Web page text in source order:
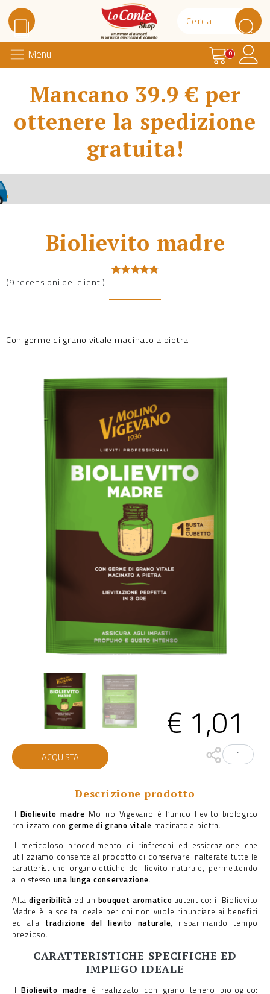
Lo Conte Shop
Menu Carrello
0
Mancano 39.9 € per
ottenere la spedizione
gratuita!
Biolievito madre
su base
(9 recensioni dei clienti)
Con germe di grano vitale macinato a pietra
€ 1,01
Biolievito
madre
quantità
ACQUISTA
Descrizione prodotto
Il Biolievito madre Molino Vigevano è l’unico lievito biologico
realizzato con germe di grano vitale macinato a pietra.
Il meticoloso procedimento di rinfreschi ed essiccazione che
utilizziamo consente al prodotto di conservare inalterate tutte le
caratteristiche organolettiche del lievito naturale, permettendo
allo stesso una lunga conservazione.
Altadigeribilità ed un bouquet aromatico autentico: il Biolievito
Madre è la scelta ideale per chi non vuole rinunciare ai benefici
ed alla tradizione del lievito naturale, risparmiando tempo
prezioso.
CARATTERISTICHE SPECIFICHE ED
IMPIEGO IDEALE
IlBiolievito madre è realizzato con grano tenero biologico: